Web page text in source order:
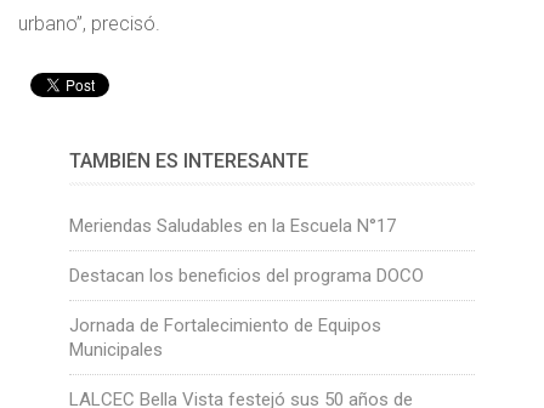
urbano”, precisó.
TAMBIÉN ES INTERESANTE
Meriendas Saludables en la Escuela N°17
Destacan los beneficios del programa DOCO
Jornada de Fortalecimiento de Equipos
Municipales
LALCEC Bella Vista festejó sus 50 años de